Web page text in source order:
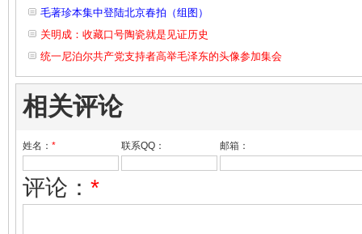
毛著珍本集中登陆北京春拍（组图）
关明成：收藏口号陶瓷就是见证历史
统一尼泊尔共产党支持者高举毛泽东的头像参加集会
相关评论
姓名： * 联系QQ： 邮箱：
评论： *